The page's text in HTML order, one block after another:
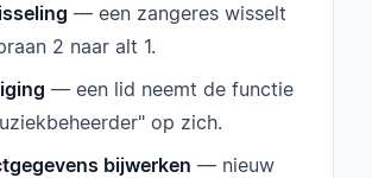
— een zangeres wisselt
2 naar alt 1.
— een lid neemt de functie
op zich.
bijwerken — nieuw